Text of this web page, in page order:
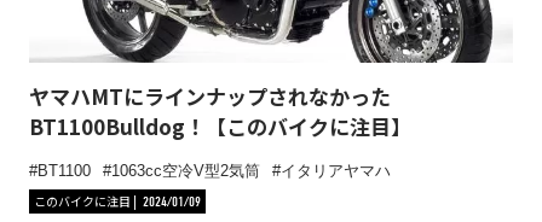
ヤマハMTにラインナップされなかった
BT1100Bulldog！【このバイクに注目】
BT1100 1063cc空冷V型2気筒
イタリアヤマハ
このバイクに注目
2024/01/09